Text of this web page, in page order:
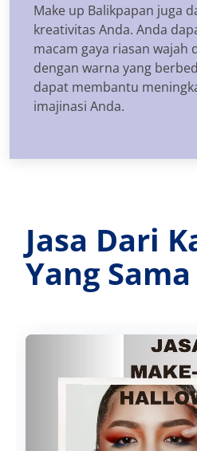
Make up Balikpapan juga
kreativitas Anda. Anda
macam gaya riasan wajah
dengan warna yang
dapat membantu
imajinasi Anda.
Jasa Dari
Yang Sama